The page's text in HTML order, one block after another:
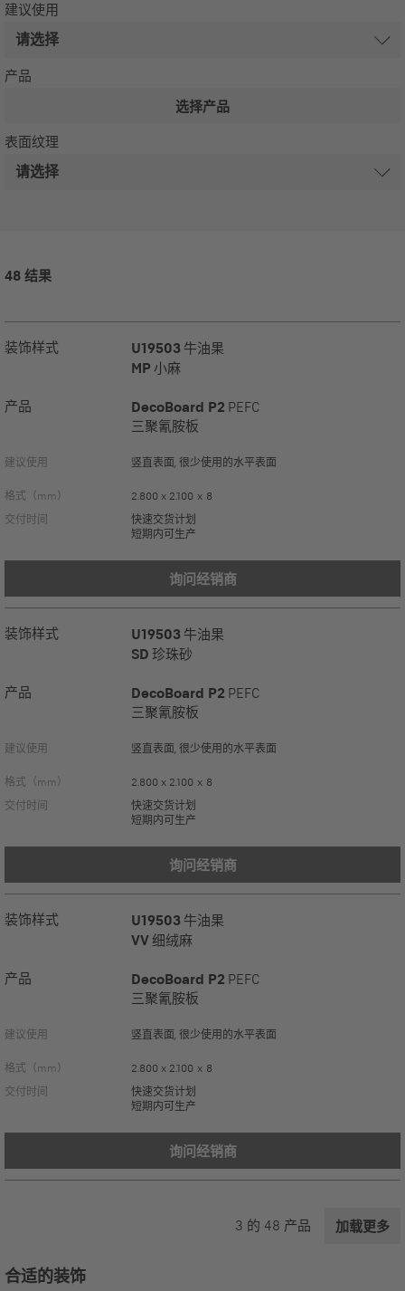
建议使用
产品
选择产品
表面纹理
48 结果
装饰样式 U19503 牛油果
MP 小麻
产品 DecoBoard P2 PEFC
三聚氰胺板
建议使用 竖直表面, 很少使用的水平表面
格式（mm）
2.800 x 2.100 x 8
交付时间
快速交货计划
短期内可生产
询问经销商
装饰样式 U19503 牛油果
SD 珍珠砂
产品 DecoBoard P2 PEFC
三聚氰胺板
建议使用 竖直表面, 很少使用的水平表面
格式（mm）
2.800 x 2.100 x 8
交付时间
快速交货计划
短期内可生产
询问经销商
装饰样式 U19503 牛油果
VV 细绒麻
产品 DecoBoard P2 PEFC
三聚氰胺板
建议使用 竖直表面, 很少使用的水平表面
格式（mm）
2.800 x 2.100 x 8
交付时间
快速交货计划
短期内可生产
询问经销商
3 的 48 产品 加载更多
合适的装饰